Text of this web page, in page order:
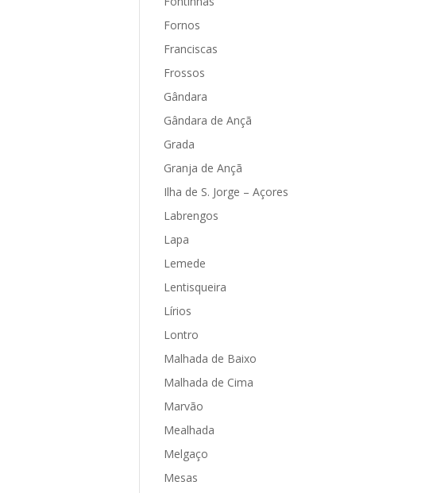
Fornos
Franciscas
Frossos
Gândara
Gândara de Ançã
Grada
Granja de Ançã
Ilha de S. Jorge – Açores
Labrengos
Lapa
Lemede
Lentisqueira
Lírios
Lontro
Malhada de Baixo
Malhada de Cima
Marvão
Mealhada
Melgaço
Mesas